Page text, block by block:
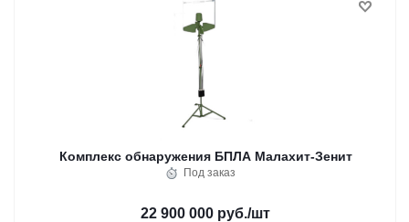
Комплекс обнаружения БПЛА Малахит-Зенит
Под заказ
22 900 000 руб./шт